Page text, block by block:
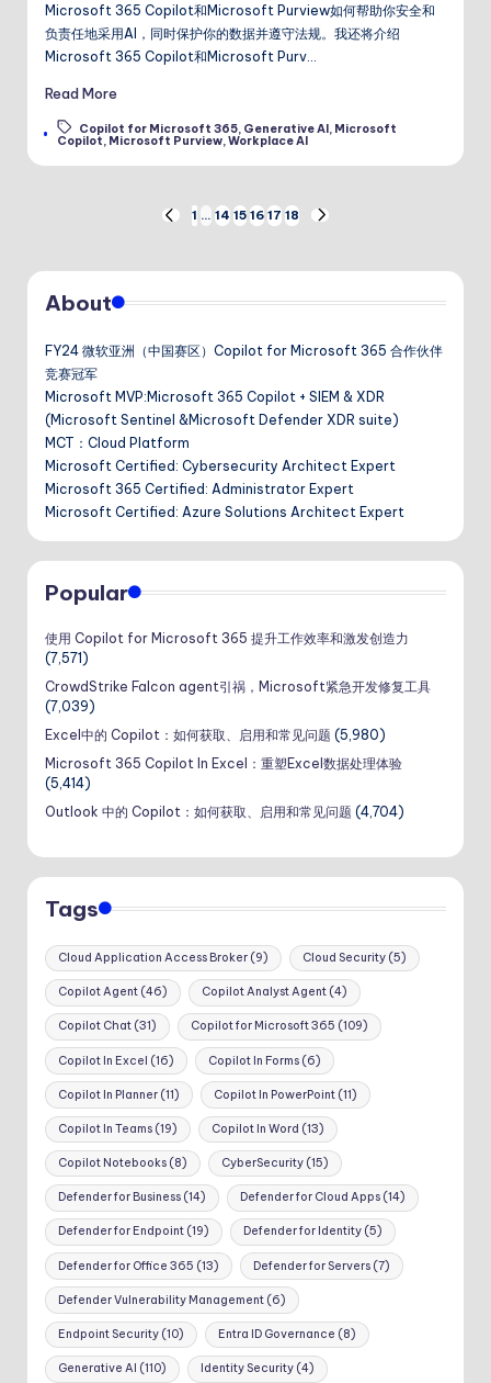
Microsoft 365 Copilot和Microsoft Purview如何帮助你安全和
负责任地采用AI，同时保护你的数据并遵守法规。我还将介绍
Microsoft 365 Copilot和Microsoft Purv…
Read More
Tags: Copilot for Microsoft 365, Generative AI, Microsoft
Copilot, Microsoft Purview,Workplace AI
章
分
页
PREVIOUS
1 … 14 15 16 17 18
NEXT
About
FY24 微软亚洲（中国赛区）Copilot for Microsoft 365 合作伙伴
竞赛冠军
Microsoft MVP:Microsoft 365 Copilot + SIEM & XDR
(Microsoft Sentinel &Microsoft Defender XDR suite)
MCT：Cloud Platform
Microsoft Certified: Cybersecurity Architect Expert
Microsoft 365 Certified: Administrator Expert
Microsoft Certified: Azure Solutions Architect Expert
Popular
使用 Copilot for Microsoft 365 提升工作效率和激发创造力
(7,571)
CrowdStrike Falcon agent引祸，Microsoft紧急开发修复工具
(7,039)
Excel中的 Copilot：如何获取、启用和常见问题 (5,980)
Microsoft 365 Copilot In Excel：重塑Excel数据处理体验
(5,414)
Outlook 中的 Copilot：如何获取、启用和常见问题 (4,704)
Tags
Cloud Application Access Broker (9) Cloud Security(5)
Copilot Agent (46) Copilot Analyst Agent(4)
Copilot Chat (31) Copilot for Microsoft 365 (109)
Copilot In Excel (16) Copilot In Forms(6)
Copilot In Planner (11) Copilot In PowerPoint(11)
Copilot In Teams (19) Copilot In Word (13)
Copilot Notebooks (8) CyberSecurity(15)
Defender for Business (14) Defender for Cloud Apps(14)
Defender for Endpoint (19) Defender for Identity(5)
Defender for Office 365 (13) Defender for Servers(7)
Defender Vulnerability Management (6)
Endpoint Security (10) Entra ID Governance (8)
Generative AI (110) Identity Security(4)